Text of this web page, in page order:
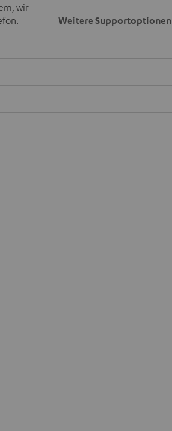
wir
Weitere Supportoptionen